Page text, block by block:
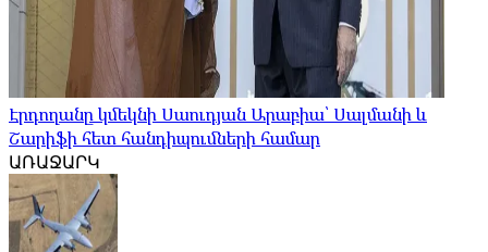
Էրդողանը կմեկնի Սաուդյան Արաբիա՝ Սալմանի և
Շարիֆի հետ հանդիպումների համար
ԱՌԱՋԱՐԿ